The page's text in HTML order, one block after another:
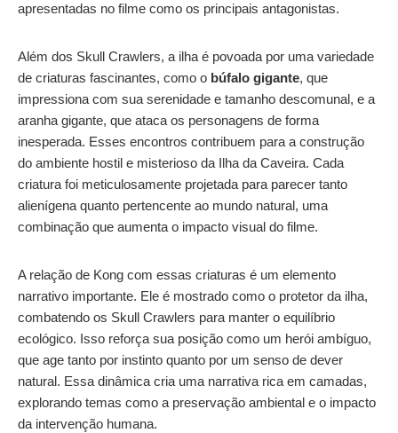
apresentadas no filme como os principais antagonistas.
Além dos Skull Crawlers, a ilha é povoada por uma variedade
de criaturas fascinantes, como o búfalo gigante, que
impressiona com sua serenidade e tamanho descomunal, e a
aranha gigante, que ataca os personagens de forma
inesperada. Esses encontros contribuem para a construção
do ambiente hostil e misterioso da Ilha da Caveira. Cada
criatura foi meticulosamente projetada para parecer tanto
alienígena quanto pertencente ao mundo natural, uma
combinação que aumenta o impacto visual do filme.
A relação de Kong com essas criaturas é um elemento
narrativo importante. Ele é mostrado como o protetor da ilha,
combatendo os Skull Crawlers para manter o equilíbrio
ecológico. Isso reforça sua posição como um herói ambíguo,
que age tanto por instinto quanto por um senso de dever
natural. Essa dinâmica cria uma narrativa rica em camadas,
explorando temas como a preservação ambiental e o impacto
da intervenção humana.